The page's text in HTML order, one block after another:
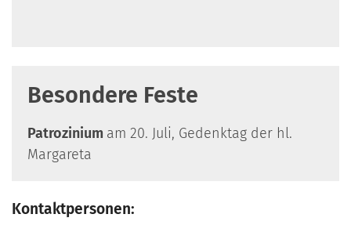
Besondere Feste
Patrozinium am 20. Juli, Gedenktag der hl.
Margareta
Kontaktpersonen: